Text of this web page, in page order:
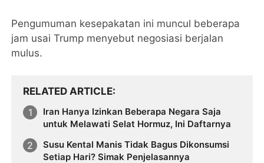
Pengumuman kesepakatan ini muncul beberapa
jam usai Trump menyebut negosiasi berjalan
mulus.
RELATED ARTICLE
Iran Hanya Izinkan Beberapa Negara Saja
untuk Melawati Selat Hormuz, Ini Daftarnya
Susu Kental Manis Tidak Bagus Dikonsumsi
Setiap Hari? Simak Penjelasannya